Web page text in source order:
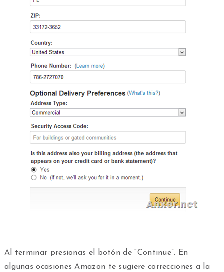
Al terminar presionas el botón de “Continue”. En
algunas ocasiones Amazon te sugiere correcciones a la